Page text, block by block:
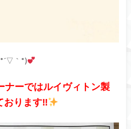
｀*)
ナーではルイヴィトン製
おります‼